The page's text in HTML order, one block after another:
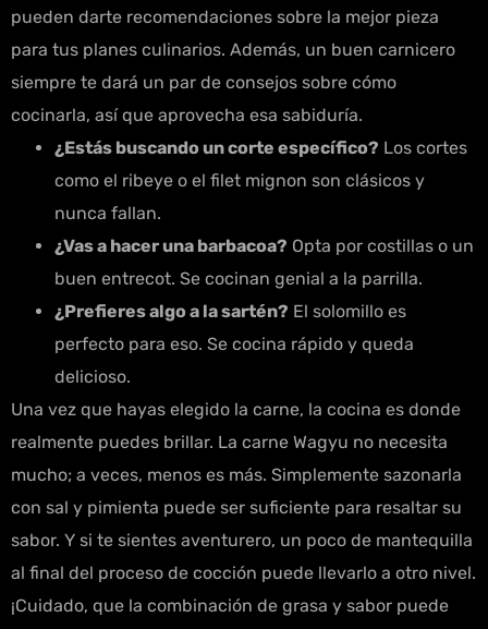
pueden darte recomendaciones sobre la mejor pieza
para tus planes culinarios. Además, un buen carnicero
siempre te dará un par de consejos sobre cómo
cocinarla, así que aprovecha esa sabiduría.
¿Estás buscando un corte específico? Los cortes
como el ribeye o el filet mignon son clásicos y
nunca fallan.
¿Vas a hacer una barbacoa? Opta por costillas o un
buen entrecot. Se cocinan genial a la parrilla.
¿Prefieres algo a la sartén? El solomillo es
perfecto para eso. Se cocina rápido y queda
delicioso.
Una vez que hayas elegido la carne, la cocina es donde
realmente puedes brillar. La carne Wagyu no necesita
mucho; a veces, menos es más. Simplemente sazonarla
con sal y pimienta puede ser suficiente para resaltar su
sabor. Y si te sientes aventurero, un poco de mantequilla
al final del proceso de cocción puede llevarlo a otro nivel.
¡Cuidado, que la combinación de grasa y sabor puede